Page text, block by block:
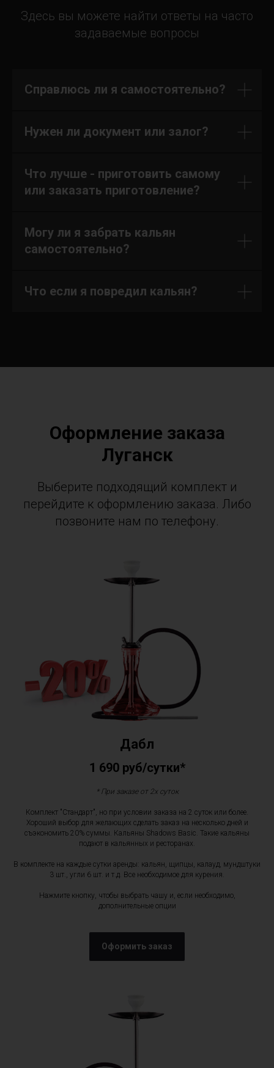
Здесь вы можете найти ответы на часто
задаваемые вопросы
Справлюсь ли я самостоятельно?
Нужен ли документ или залог?
Что лучше - приготовить самому
или заказать приготовление?
Могу ли я забрать кальян
самостоятельно?
Что если я повредил кальян?
Оформление заказа
Луганск
Выберите подходящий комплект и
перейдите к оформлению заказа. Либо
позвоните нам по телефону.
Дабл
1 690 руб/сутки*
* При заказе от 2х суток
Комплект "Стандарт", но при условии заказа на 2 суток или более.
Хороший выбор для желающих сделать заказ на несколько дней и
съэкономить 20% суммы. Кальяны Shadows Basic. Такие кальяны
подают в кальянных и ресторанах.
В комплекте на каждые сутки аренды: кальян, щипцы, калауд, мундштуки
3 шт., угли 6 шт. и т.д. Все необходимое для курения.
Нажмите кнопку, чтобы выбрать чашу и, если необходимо,
дополнительные опции
Оформить заказ